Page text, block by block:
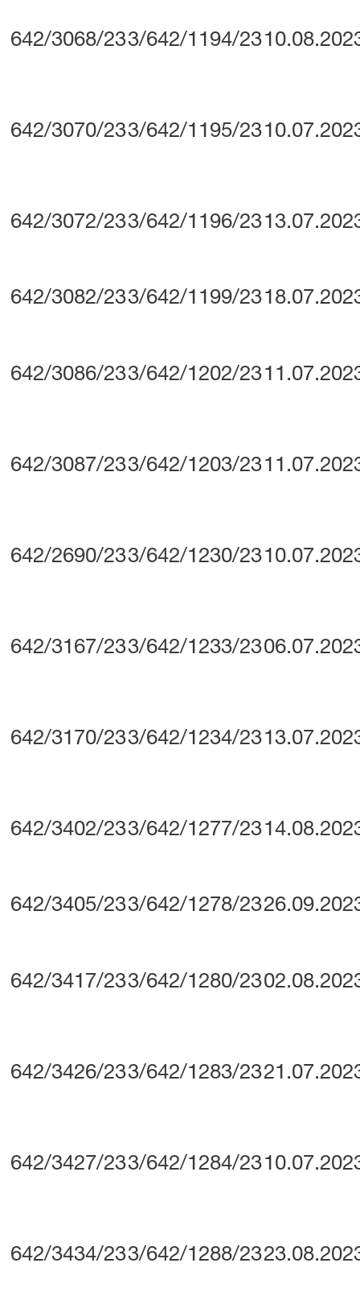
642/3068/233/642/1194/23
642/3070/233/642/1195/23
642/3072/233/642/1196/23
642/3082/233/642/1199/23
642/3086/233/642/1202/23
642/3087/233/642/1203/23
642/2690/233/642/1230/23
642/3167/233/642/1233/23
642/3170/233/642/1234/23
642/3402/233/642/1277/23
642/3405/233/642/1278/23
642/3417/233/642/1280/23
642/3426/233/642/1283/23
642/3427/233/642/1284/23
642/3434/233/642/1288/23